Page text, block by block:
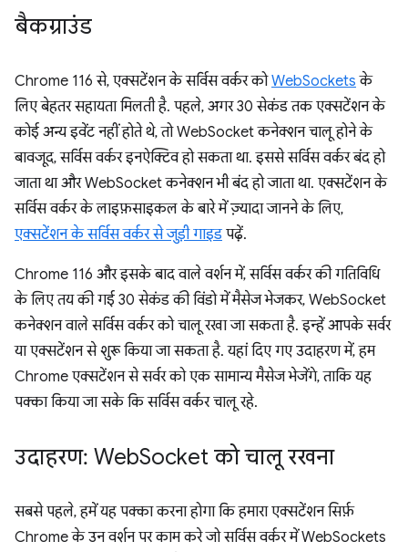
बैकग्राउंड
Chrome 116 से, एक्सटेंशन के सर्विस वर्कर कोWebSockets के
लिए बेहतर सहायता मिलती है. पहले, अगर 30 सेकंड तक एक्सटेंशन के
कोई अन्य इवेंट नहीं होते थे, तो WebSocket कनेक्शन चालू होने के
बावजूद, सर्विस वर्कर इनऐक्टिव हो सकता था. इससे सर्विस वर्कर बंद हो
जाता था और WebSocket कनेक्शन भी बंद हो जाता था. एक्सटेंशन के
सर्विस वर्कर के लाइफ़साइकल के बारे में ज़्यादा जानने के लिए,
एक्सटेंशन के सर्विस वर्कर से जुड़ी गाइड पढ़ें.
Chrome 116 और इसके बाद वाले वर्शन में, सर्विस वर्कर की गतिविधि
के लिए तय की गई 30 सेकंड की विंडो में मैसेज भेजकर, WebSocket
कनेक्शन वाले सर्विस वर्कर को चालू रखा जा सकता है. इन्हें आपके सर्वर
या एक्सटेंशन से शुरू किया जा सकता है. यहां दिए गए उदाहरण में, हम
Chrome एक्सटेंशन से सर्वर को एक सामान्य मैसेज भेजेंगे, ताकि यह
पक्का किया जा सके कि सर्विस वर्कर चालू रहे.
उदाहरण: WebSocket को चालू रखना
सबसे पहले, हमें यह पक्का करना होगा कि हमारा एक्सटेंशन सिर्फ़
Chrome के उन वर्शन पर काम करे जो सर्विस वर्कर में WebSockets